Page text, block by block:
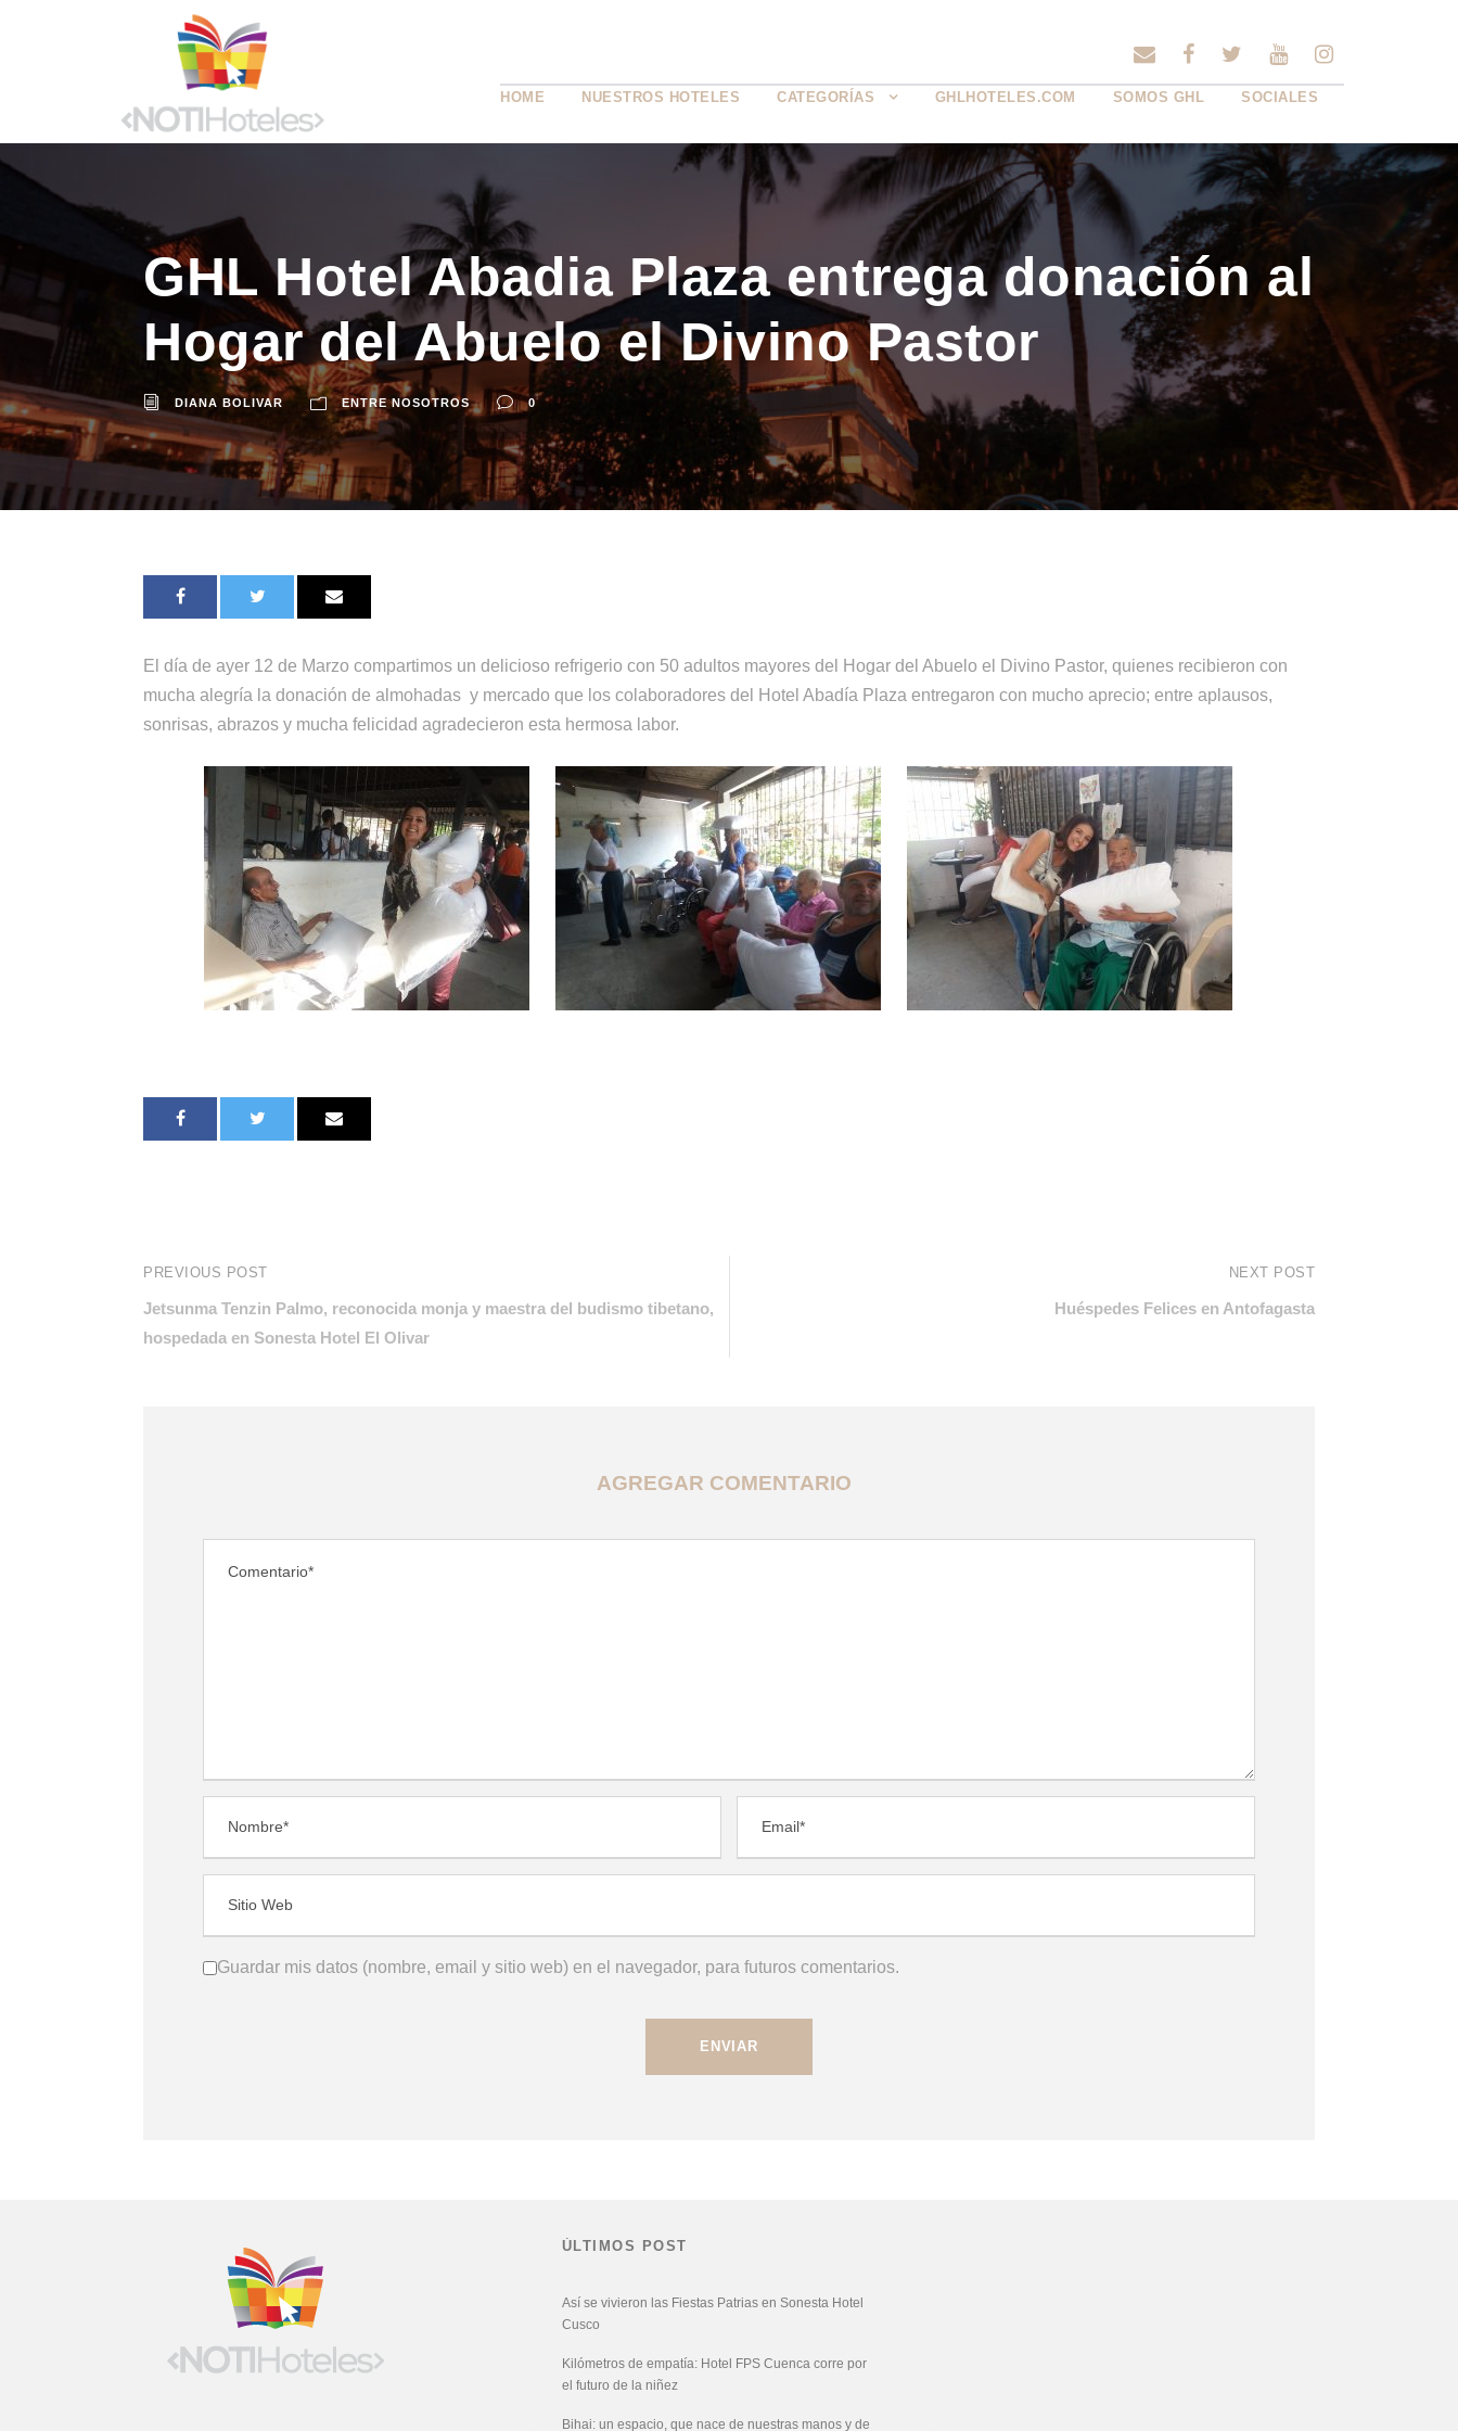
HOME NUESTROS HOTELES CATEGORÍAS GHLHOTELES.COM SOMOS GHL SOCIALES
GHL Hotel Abadia Plaza entrega donación al
Hogar del Abuelo el Divino Pastor
DIANA BOLIVAR ENTRE NOSOTROS 0
El día de ayer 12 de Marzo compartimos un delicioso refrigerio con 50 adultos mayores del Hogar del Abuelo el Divino Pastor, quienes recibieron con
mucha alegría la donación de almohadas y mercado que los colaboradores del Hotel Abadía Plaza entregaron con mucho aprecio; entre aplausos,
sonrisas, abrazos y mucha felicidad agradecieron esta hermosa labor.
PREVIOUS POST
Jetsunma Tenzin Palmo, reconocida monja y maestra del budismo tibetano,
hospedada en Sonesta Hotel El Olivar
NEXT POST
Huéspedes Felices en Antofagasta
AGREGAR COMENTARIO
Guardar mis datos (nombre, email y sitio web) en el navegador, para futuros comentarios.
ÚLTIMOS POST
Así se vivieron las Fiestas Patrias en Sonesta Hotel
Cusco
Kilómetros de empatía: Hotel FPS Cuenca corre por
el futuro de la niñez
Bihai: un espacio, que nace de nuestras manos y de